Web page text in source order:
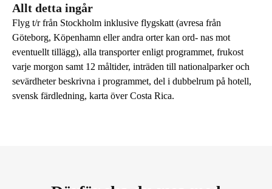
Allt detta ingår
Flyg t/r från Stockholm inklusive flygskatt (avresa från
Göteborg, Köpenhamn eller andra orter kan ord- nas mot
eventuellt tillägg), alla transporter enligt programmet, frukost
varje morgon samt 12 måltider, inträden till nationalparker och
sevärdheter beskrivna i programmet, del i dubbelrum på hotell,
svensk färdledning, karta över Costa Rica.